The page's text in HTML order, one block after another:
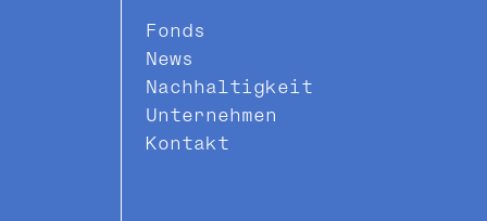
Fonds
News
Nachhaltigkeit
Unternehmen
Kontakt